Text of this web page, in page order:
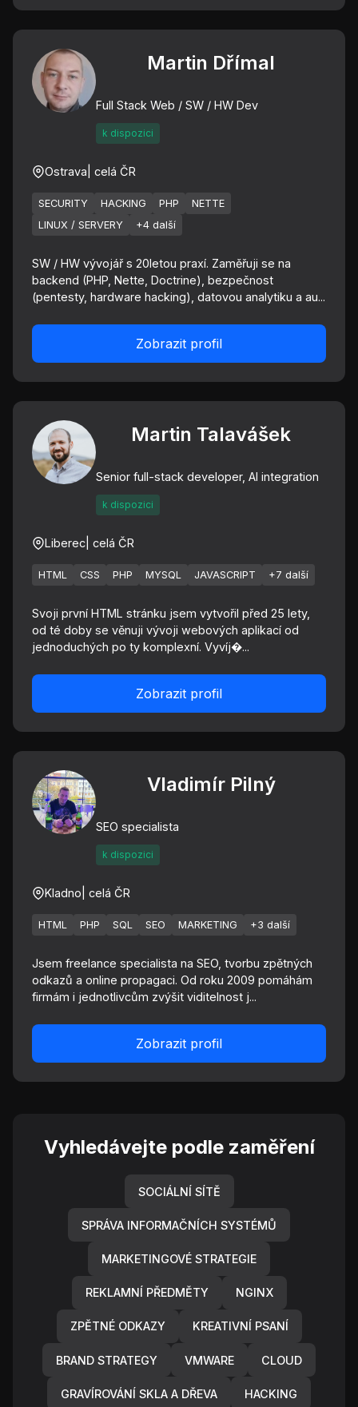
Martin Dřímal
Full Stack Web / SW / HW Dev
k dispozici
Ostrava | celá ČR
SECURITY HACKING PHP
NETTE
LINUX / SERVERY
+4 další
SW / HW vývojář s 20letou praxí. Zaměřuji se na
backend (PHP, Nette, Doctrine), bezpečnost
(pentesty, hardware hacking), datovou analytiku a au...
Zobrazit profil
Martin Talavášek
Senior full-stack developer, AI integration
k dispozici
Liberec | celá ČR
HTML CSS PHP MYSQL JAVASCRIPT +7 další
Svoji první HTML stránku jsem vytvořil před 25 lety,
od té doby se věnuji vývoji webových aplikací od
jednoduchých po ty komplexní. Vyvíj�...
Zobrazit profil
Vladimír Pilný
SEO specialista
k dispozici
Kladno | celá ČR
HTML PHP SQL SEO MARKETING +3 další
Jsem freelance specialista na SEO, tvorbu zpětných
odkazů a online propagaci. Od roku 2009 pomáhám
firmám i jednotlivcům zvýšit viditelnost j...
Zobrazit profil
Vyhledávejte podle zaměření
SOCIÁLNÍ SÍTĚ
SPRÁVA INFORMAČNÍCH SYSTÉMŮ
MARKETINGOVÉ STRATEGIE
REKLAMNÍ PŘEDMĚTY NGINX
ZPĚTNÉ ODKAZY KREATIVNÍ PSANÍ
BRAND STRATEGY VMWARE CLOUD
GRAVÍROVÁNÍ SKLA A DŘEVA HACKING